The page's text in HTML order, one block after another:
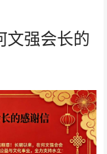
文强会长的